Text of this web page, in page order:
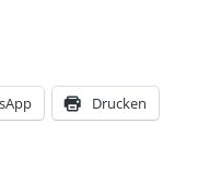
Drucken